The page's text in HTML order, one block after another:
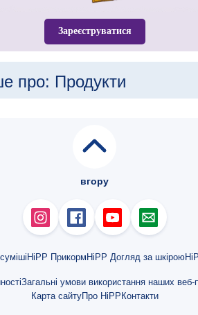
Зареєструватися
про: Продукти
вгору
HiPP Прикорм HiPP Догляд за шкірою
Загальні умови використання наших веб-
Карта сайтуПро HiPP Контакти